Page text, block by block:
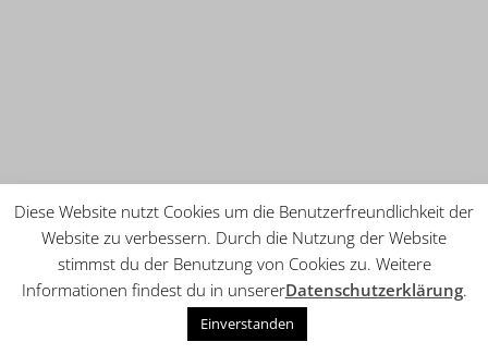
Diese Website nutzt Cookies um die Benutzerfreundlichkeit der
Website zu verbessern. Durch die Nutzung der Website
stimmst du der Benutzung von Cookies zu. Weitere
Informationen findest du in unsererDatenschutzerklärung.
Einverstanden